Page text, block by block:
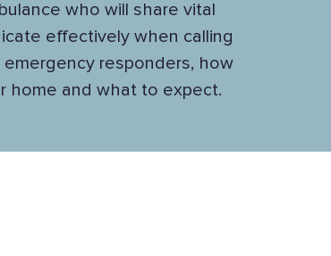
who will share vital
effectively when calling
emergency responders, how
home and what to expect.